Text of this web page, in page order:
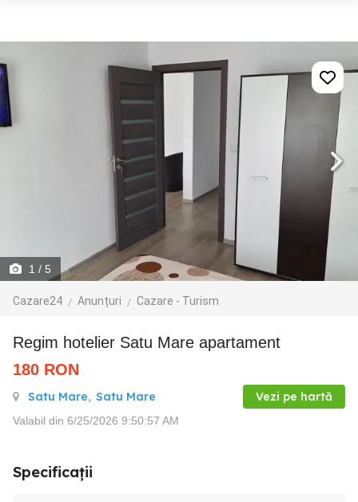
1 / 5
Cazare24 Anunțuri Cazare - Turism
Regim hotelier Satu Mare apartament
180 RON
Satu Mare, Satu Mare Vezi pe hartă
Valabil din 6/25/2026 9:50:57 AM
Specificații